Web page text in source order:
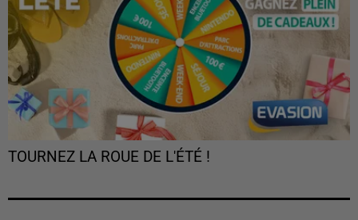
TOURNEZ LA ROUE DE L'ÉTÉ !